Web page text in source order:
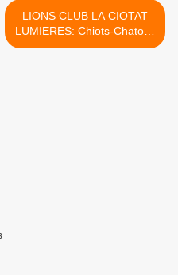
LIONS CLUB LA CIOTAT
LUMIERES: Chiots-Chatons
en MAI. >